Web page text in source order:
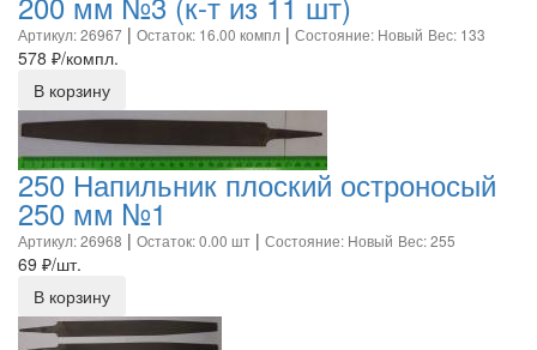
Артикул: 26967 | Остаток: 16.00 компл | Состояние: Новый Вес: 133
578 ₽/компл.
В корзину
250 Напильник плоский остроносый
250 мм №1
Артикул: 26968 | Остаток: 0.00 шт | Состояние: Новый Вес: 255
69 ₽/шт.
В корзину